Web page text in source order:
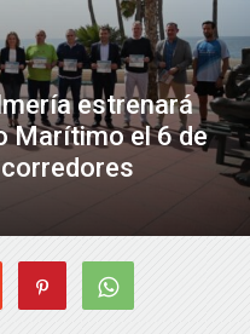
estrenará
Marítimo el 6 de